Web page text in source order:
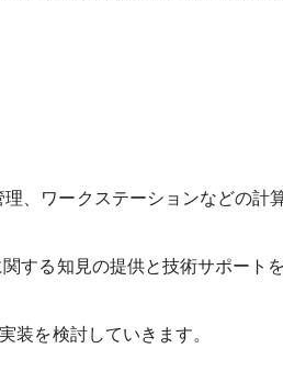
、ワークステーションなどの計
する知見の提供と技術サポート
装を検討していきます。